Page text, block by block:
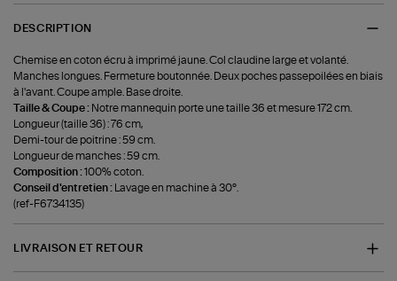
DESCRIPTION
Chemise en coton écru à imprimé jaune. Col claudine large et volanté.
Manches longues. Fermeture boutonnée. Deux poches passepoilées en biais
à l'avant. Coupe ample. Base droite.
Taille & Coupe : Notre mannequin porte une taille 36 et mesure 172 cm.
Longueur (taille 36) : 76 cm,
Demi-tour de poitrine : 59 cm.
Longueur de manches : 59 cm.
Composition :100% coton.
Conseil d'entretien : Lavage en machine à 30°.
(ref-F6734135)
LIVRAISON ET RETOUR